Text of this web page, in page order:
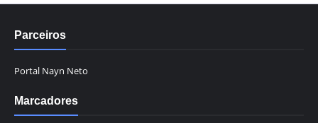
Parceiros
Portal Nayn Neto
Marcadores